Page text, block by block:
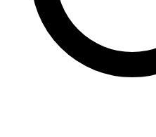
Tabelle
Football Regeln